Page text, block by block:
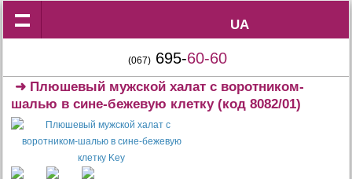
UA
UA
(067) 695-60-60
➜ Плюшевый мужской халат с воротником-
шалью в сине-бежевую клетку(код 8082/01)